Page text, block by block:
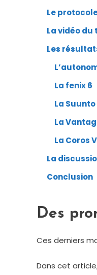
Le
La vidéo du
Les
La fenix 6
La Suunto
La
La Coros
La
Conclusion
Des
Ces derniers
Dans cet